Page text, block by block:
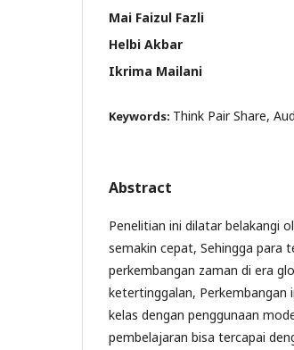
Mai Faizul Fazli
Helbi Akbar
Ikrima Mailani
Keywords: Think Pair Share,
Abstract
Penelitian ini dilatar belakangi
semakin cepat, Sehingga para
perkembangan zaman di era
ketertinggalan, Perkembangan
kelas dengan penggunaan
pembelajaran bisa tercapai